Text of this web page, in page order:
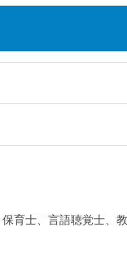
育士、言語聴覚士、教